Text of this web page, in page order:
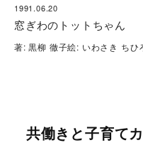
1991.06.20
窓ぎわのトットちゃん
著: 黒柳 徹子絵: いわさき ちひ
共働きと子育て